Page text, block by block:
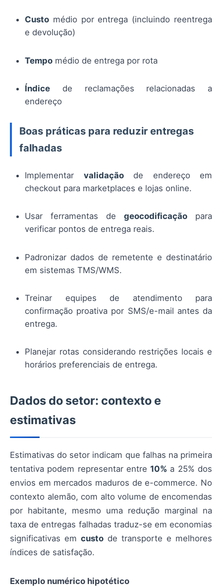
Custo médio por entrega (incluindo reentrega
e devolução)
Tempo médio de entrega por rota
Índice de reclamações relacionadas a
endereço
Boas práticas para reduzir entregas
falhadas
Implementar validaçãode endereço em
checkout para marketplaces e lojas online.
Usar ferramentas de geocodificação para
verificar pontos de entrega reais.
Padronizar dados de remetente e destinatário
em sistemas TMS/WMS.
Treinar equipes de atendimento para
confirmação proativa por SMS/e-mail antes da
entrega.
Planejar rotas considerando restrições locais e
horários preferenciais de entrega.
Dados do setor: contexto e
estimativas
Estimativas do setor indicam que falhas na primeira
tentativa podem representar entre10% a 25% dos
envios em mercados maduros de e-commerce. No
contexto alemão, com alto volume de encomendas
por habitante, mesmo uma redução marginal na
taxa de entregas falhadas traduz-se em economias
significativas em custo de transporte e melhores
índices de satisfação.
Exemplo numérico hipotético